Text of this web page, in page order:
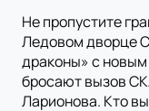
Не пропустите
Ледовом дворце
драконы» с
бросают вызов
Ларионова. Кто